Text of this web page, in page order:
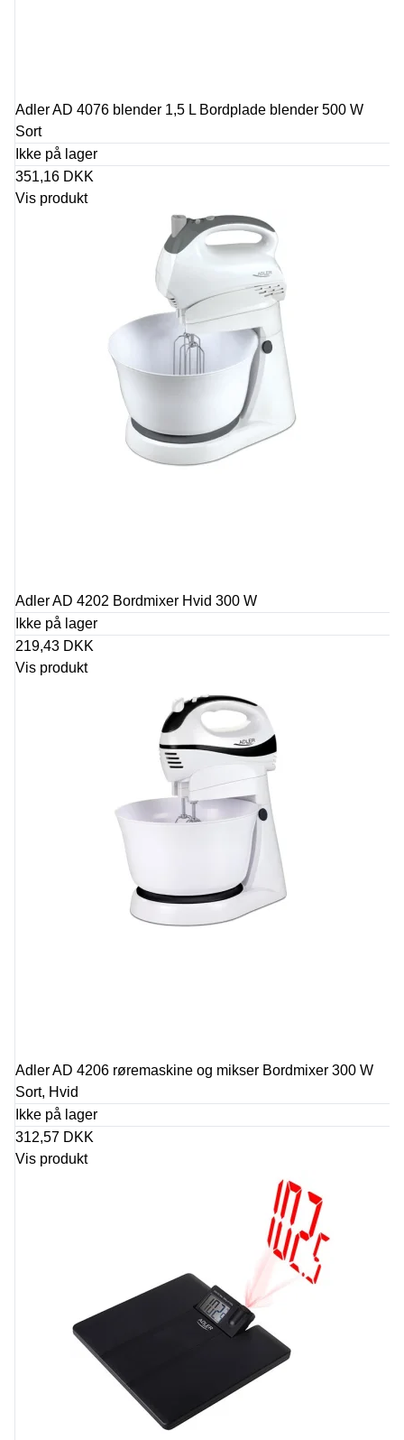
Adler AD 4076 blender 1,5 L Bordplade blender 500 W
Sort
Ikke på lager
351,16 DKK
Vis produkt
Adler AD 4202 Bordmixer Hvid 300 W
Ikke på lager
219,43 DKK
Vis produkt
Adler AD 4206 røremaskine og mikser Bordmixer 300 W
Sort, Hvid
Ikke på lager
312,57 DKK
Vis produkt